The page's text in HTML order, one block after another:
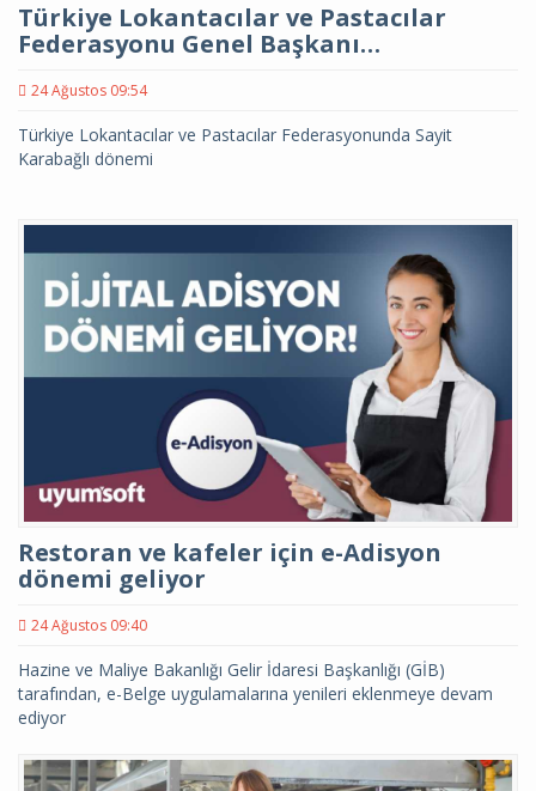
Türkiye Lokantacılar ve Pastacılar
Federasyonu Genel Başkanı…
24 Ağustos 09:54
Türkiye Lokantacılar ve Pastacılar Federasyonunda Sayit
Karabağlı dönemi
Restoran ve kafeler için e-Adisyon
dönemi geliyor
24 Ağustos 09:40
Hazine ve Maliye Bakanlığı Gelir İdaresi Başkanlığı (GİB)
tarafından, e-Belge uygulamalarına yenileri eklenmeye devam
ediyor